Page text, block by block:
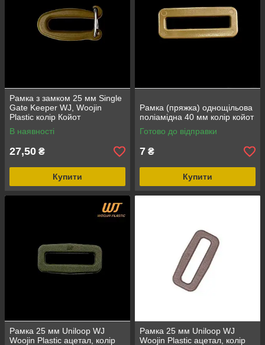
Рамка з замком 25 мм Single
Gate Keeper WJ, Woojin
Plastic колір Койот
В наявності
27,50 ₴
Купити
Рамка (пряжка) однощільова
поліамідна 40 мм колір койот
Готово до відправки
7 ₴
Купити
Рамка 25 мм Uniloop WJ
Woojin Plastic ацетал, колір
Рамка 25 мм Uniloop WJ
Woojin Plastic ацетал, колір